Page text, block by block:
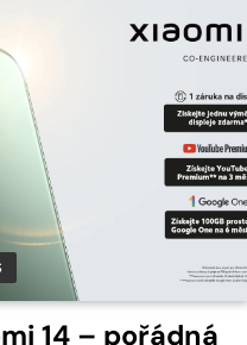
14 – pořádná